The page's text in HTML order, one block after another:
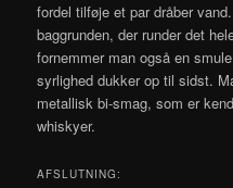
fordel tilføje et par dråber
baggrunden, der runder det
fornemmer man også en
syrlighed dukker op til sidst.
metallisk bi-smag, som er
whiskyer.
AFSLUTNING: